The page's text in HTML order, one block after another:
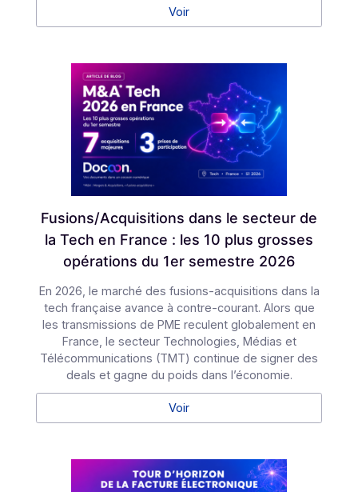
Accédez à nos contenus exclusifs : Livres Blancs,
Webinars, Documentation API, …
E-invoicing ou e-reporting : les cas
d'usage à l'international
Pour une entreprise qui opère au-delà des
frontières, la frontière entre e-invoicing et e-
reporting devient un casse-tête opérationnel :
quelles opérations relèvent de quelle obligation, et
comment éviter les redondances ? Une Plateforme
Agréée (PA) comme Docoon Invoice permet
d’organiser ces différents flux, d’en contrôler les
données et de les transmettre conformément aux
Voir